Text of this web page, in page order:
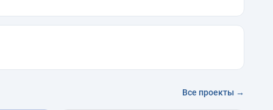
Все проекты →